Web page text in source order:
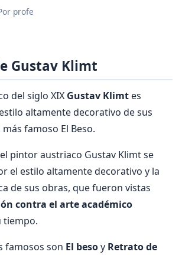
profe
Gustav Klimt
del siglo XIX Gustav Klimt es
altamente decorativo de sus
famoso El Beso.
pintor austriaco Gustav Klimt se
el estilo altamente decorativo y la
de sus obras, que fueron vistas
contra el arte académico
tiempo.
famosos son El besoy Retrato de